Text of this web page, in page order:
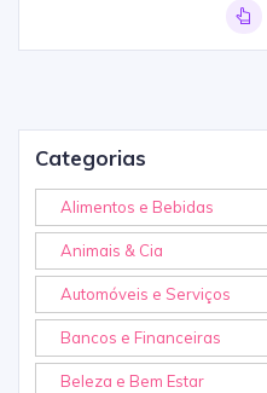
Categorias
Alimentos e Bebidas
Animais & Cia
Automóveis e Serviços
Bancos e Financeiras
Beleza e Bem Estar